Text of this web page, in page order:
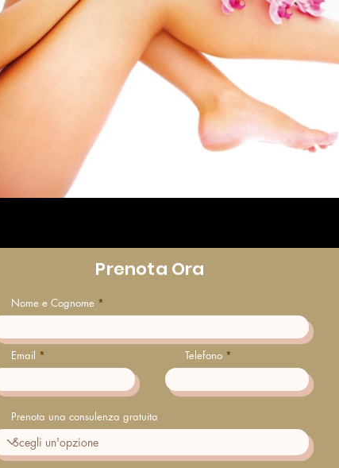
Prenota Ora
Nome e Cognome
Email Telefono
Prenota una consulenza gratuita